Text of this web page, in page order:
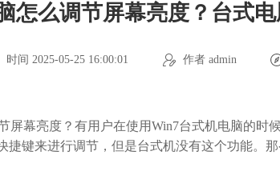
怎么调节屏幕亮度？台式
时间 2025-05-25 16:00:01 作者 admin
幕亮度？有用户在使用Win7台式机电脑的时候
捷键来进行调节，但是台式机没有这个功能。